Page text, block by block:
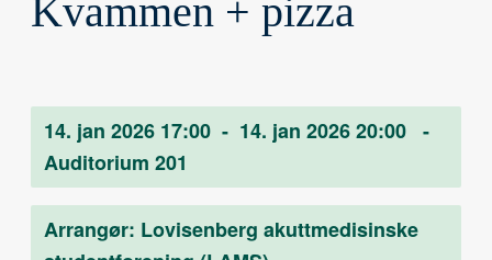
Kvammen + pizza
14. jan 2026 17:00 - 14. jan 2026 20:00 -
Auditorium 201
Arrangør: Lovisenberg akuttmedisinske